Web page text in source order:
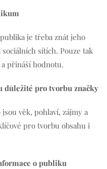
je třeba znát jeho
sítích. Pouze tak
přináší hodnotu.
důležité pro tvorbu značky
věk, pohlaví, zájmy a
pro tvorbu obsahu i
o publiku